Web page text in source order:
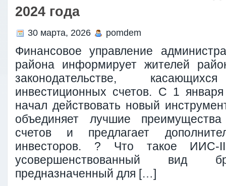
2024 года
30 марта, 2026 pomdem
Финансовое управление
района информирует жителей
законодательстве,
инвестиционных счетов. С 1
начал действовать новый
объединяет лучшие
счетов и предлагает
инвесторов. ? Что такое
усовершенствованный вид
предназначенный для […]